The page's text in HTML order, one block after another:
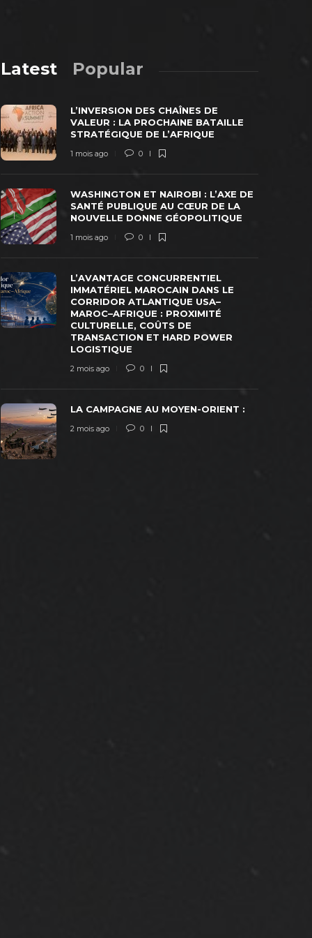
WASHINGTON ET NAIROBI : L’AXE DE
SANTÉ PUBLIQUE AU CŒUR DE LA
NOUVELLE DONNE GÉOPOLITIQUE
mois ago
AFRIQUE :
COÛTS DE
Latest Popular
L’INVERSION DES CHAÎNES DE
VALEUR : LA PROCHAINE BATAILLE
STRATÉGIQUE DE L’AFRIQUE
1 mois ago 0
WASHINGTON ET NAIROBI : L’AXE DE
SANTÉ PUBLIQUE AU CŒUR DE LA
NOUVELLE DONNE GÉOPOLITIQUE
1 mois ago 0
L’AVANTAGE CONCURRENTIEL
IMMATÉRIEL MAROCAIN DANS LE
CORRIDOR ATLANTIQUE USA–
MAROC–AFRIQUE : PROXIMITÉ
CULTURELLE, COÛTS DE
TRANSACTION ET HARD POWER
LOGISTIQUE
2 mois ago 0
LA CAMPAGNE AU MOYEN-ORIENT :
2 mois ago 0